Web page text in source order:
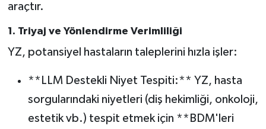
araçtır.
1. Triyaj ve Yönlendirme Verimliliği
YZ, potansiyel hastaların taleplerini hızla işler:
**LLM Destekli Niyet Tespiti:** YZ, hasta
sorgularındaki niyetleri (diş hekimliği, onkoloji,
estetik vb.) tespit etmek için **BDM'leri